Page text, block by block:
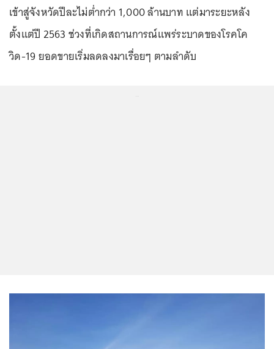
เข้าสู่จังหวัดปีละไม่ต่ำกว่า 1,000 ล้านบาท แต่มาระยะหลัง
ตั้งแต่ปี 2563 ช่วงที่เกิดสถานการณ์แพร่ระบาดของโรคโค
วิด-19 ยอดขายเริ่มลดลงมาเรื่อยๆ ตามลำดับ